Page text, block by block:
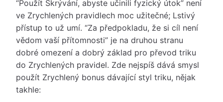
“Použít Skrývání, abyste učinili fyzický útok” není
ve Zrychlených pravidlech moc užitečné; Lstivý
přístup to už umí. “Za předpokladu, že si cíl není
vědom vaší přítomnosti” je na druhou stranu
dobré omezení a dobrý základ pro převod triku
do Zrychlených pravidel. Zde nejspíš dává smysl
použít Zrychlený bonus dávající styl triku, nějak
takhle: